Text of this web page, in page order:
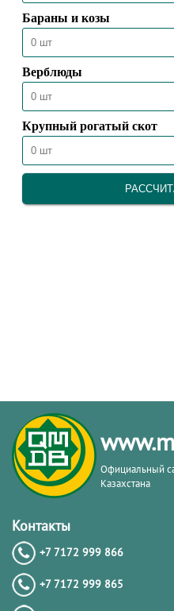
Официальный
Казахстана
Контакты
+7 7172 999 866
+7 7172 999 865